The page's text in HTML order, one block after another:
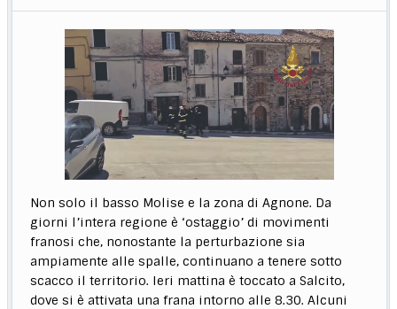
Non solo il basso Molise e la zona di Agnone. Da
giorni l’intera regione è ‘ostaggio’ di movimenti
franosi che, nonostante la perturbazione sia
ampiamente alle spalle, continuano a tenere sotto
scacco il territorio. Ieri mattina è toccato a Salcito,
dove si è attivata una frana intorno alle 8.30. Alcuni